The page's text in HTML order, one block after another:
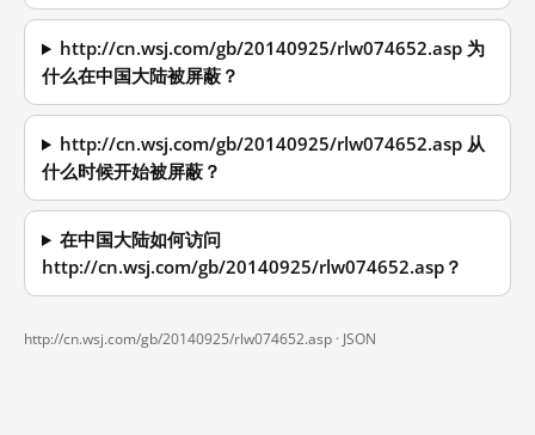
http://cn.wsj.com/gb/20140925/rlw074652.asp 为
什么在中国大陆被屏蔽？
http://cn.wsj.com/gb/20140925/rlw074652.asp 从
什么时候开始被屏蔽？
在中国大陆如何访问
http://cn.wsj.com/gb/20140925/rlw074652.asp？
http://cn.wsj.com/gb/20140925/rlw074652.asp · JSON